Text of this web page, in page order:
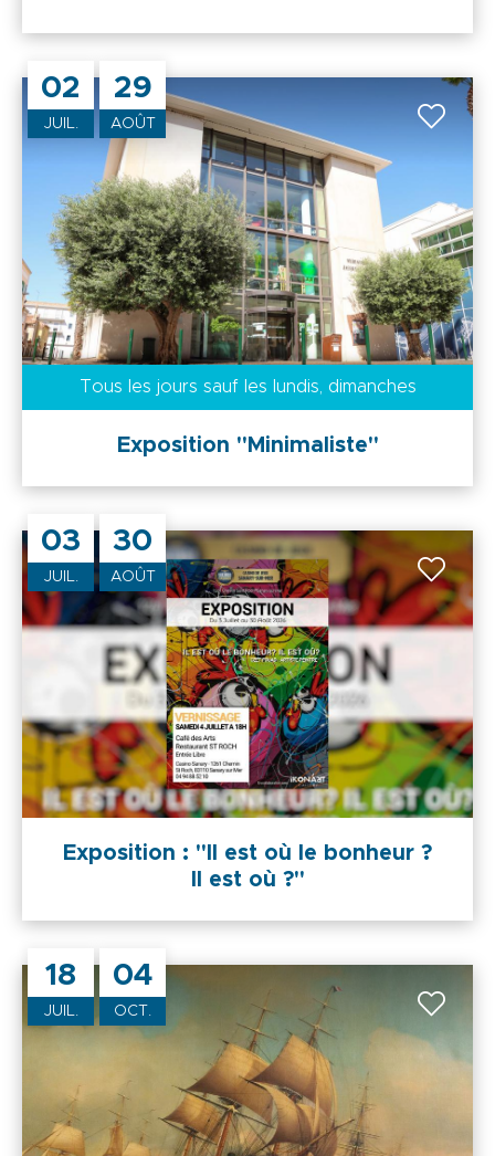
02
JUIL.
29
AOÛT
Tous les jours sauf les lundis, dimanches
Exposition "Minimaliste"
03
JUIL.
30
AOÛT
Exposition : "Il est où le bonheur ?
Il est où ?"
18
JUIL.
04
OCT.